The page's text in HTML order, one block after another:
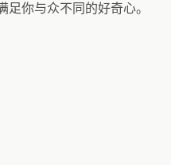
你与众不同的好奇心。